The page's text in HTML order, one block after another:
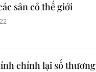
sân cỏ thế giới
chính lại số thương